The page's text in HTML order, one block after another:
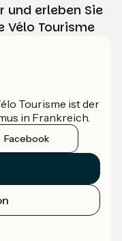
und erleben Sie
Vélo Tourisme
Tourisme ist der
in Frankreich.
Facebook